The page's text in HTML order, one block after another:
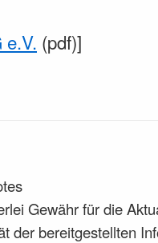
e.V. (pdf)]
Gewähr für die
der bereitgestellten